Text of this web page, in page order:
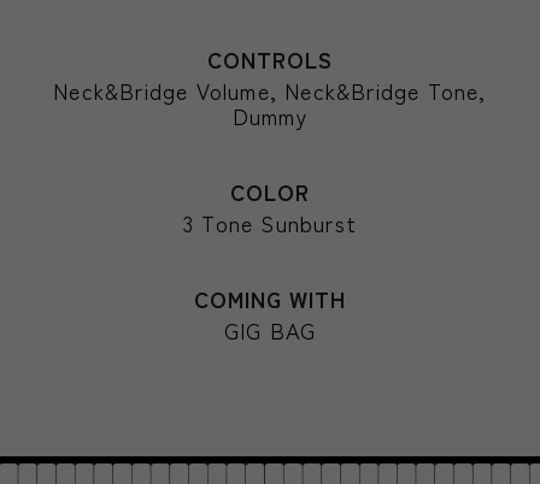
CONTROLS
Neck&Bridge Volume, Neck&Bridge Tone,
Dummy
COLOR
3 Tone Sunburst
COMING WITH
GIG BAG